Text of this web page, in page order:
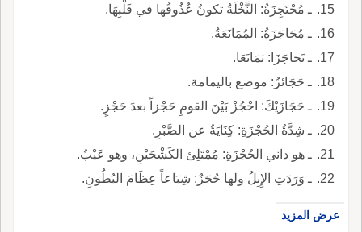
ـ مُحْتَجِزَةُ: النَّخْلَةُ تكونُ عُذُوقُها في قَلْبِهَا.
ـ مُحَاجَزَةُ: المُمَانَعَةُ.
ـ تَحاجَزَا: تمَانَعَا.
ـ حَجَائزُ: موضع باليمامة.
ـ حَجَازَيْكَ: احْجُزْ بَيْنَ القومِ حَجْزاً بعدَ حَجْزٍ.
ـ شِدَّةُ الحُجْزَةِ: كِنَايَةٌ عن الصَّبْرِ.
ـ هو داني الحُجْزَةِ: مُمْتَلِئ الكَشْحَيْنِ، وهو عَيْبٌ.
ـ وَرَدَتِ الإِبِلُ ولها حُجَزٌ: شِبَاعاً عِظَامَ البُطُونِ.
عرض المزيد